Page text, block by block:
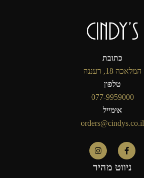
כתובת
המלאכה 18, רעננה
טלפון
077-9959000
אימייל
orders@cindys.co.il
ניווט מהיר